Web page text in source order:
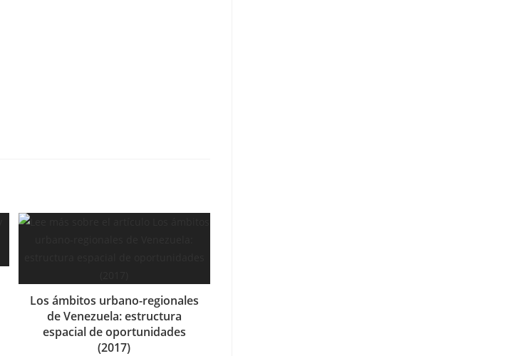
Los ámbitos urbano-regionales
de Venezuela: estructura
espacial de oportunidades
(2017)